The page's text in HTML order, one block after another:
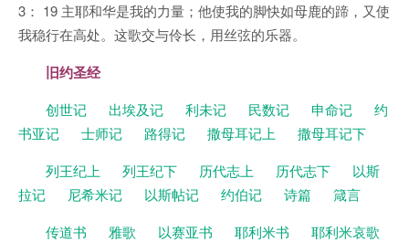
3： 19 主耶和华是我的力量；他使我的脚快如母鹿的蹄，又使
我稳行在高处。这歌交与伶长，用丝弦的乐器。
旧约圣经
创世记 出埃及记 利未记 民数记 申命记
约
书亚记
士师记 路得记 撒母耳记上
撒母耳记下
列王纪上
列王纪下 历代志上 历代志下
以斯
拉记
尼希米记 以斯帖记 约伯记 诗篇
箴言
传道书
雅歌 以赛亚书 耶利米书
耶利米哀歌